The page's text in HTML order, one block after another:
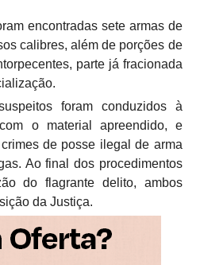
encontradas sete armas de
calibres, além de porções de
parte já fracionada
foram conduzidos à
o material apreendido, e
de posse ilegal de arma
Ao final dos procedimentos
do flagrante delito, ambos
da Justiça.